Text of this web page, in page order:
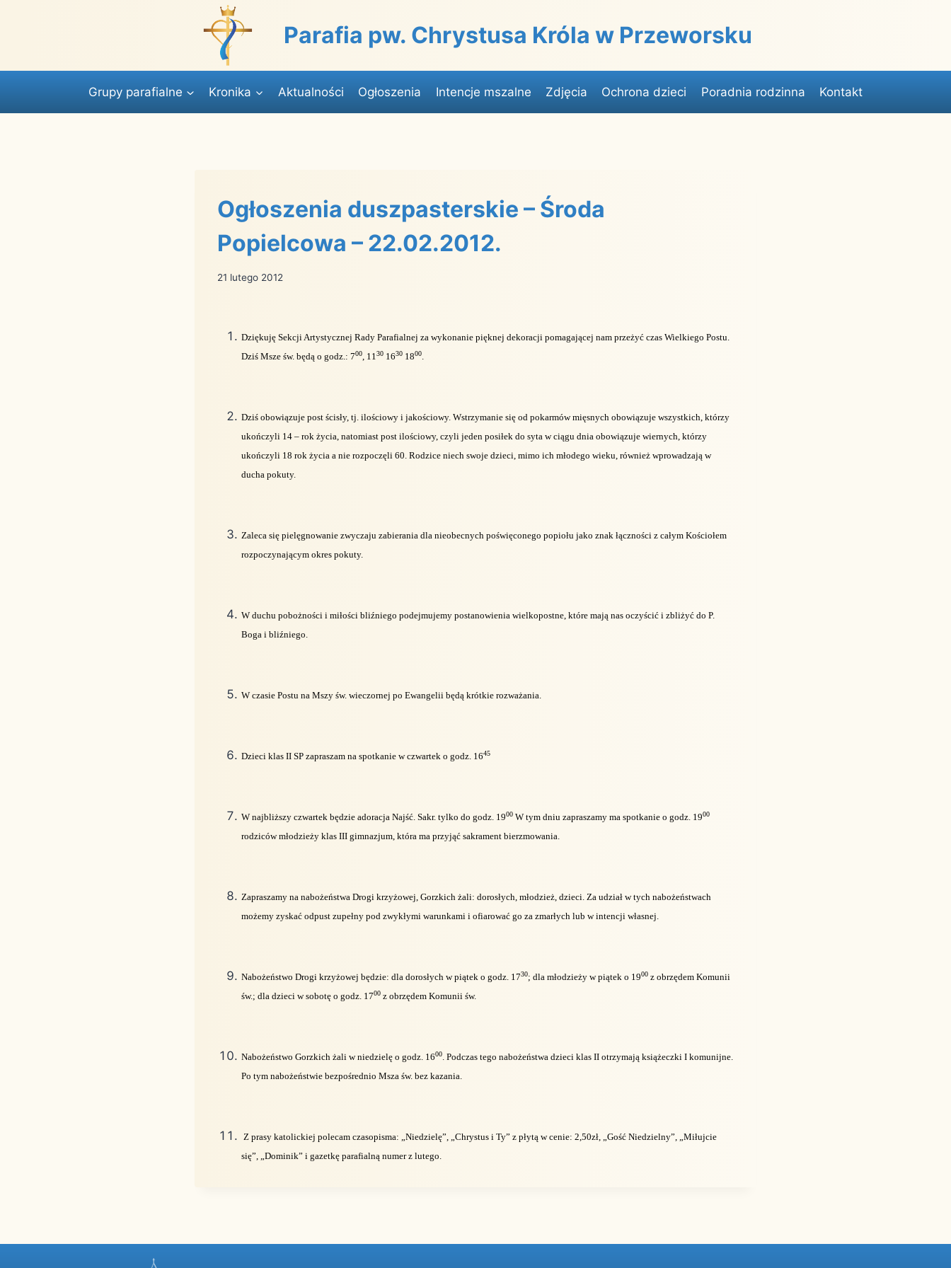
Parafia pw. Chrystusa Króla w Przeworsku
Grupy parafialne Kronika Aktualności Ogłoszenia Intencje mszalne Zdjęcia Ochrona dzieci Poradnia rodzinna Kontakt
Ogłoszenia duszpasterskie – Środa
Popielcowa – 22.02.2012.
21 lutego 2012
Dziękuję Sekcji Artystycznej Rady Parafialnej za wykonanie pięknej dekoracji pomagającej nam przeżyć czas Wielkiego Postu.
Dziś Msze św. będą o godz.: 700 , 11 30 1630 1800
Dziś obowiązuje post ścisły, tj. ilościowy i jakościowy. Wstrzymanie się od pokarmów mięsnych obowiązuje wszystkich, którzy
ukończyli 14 – rok życia, natomiast post ilościowy, czyli jeden posiłek do syta w ciągu dnia obowiązuje wiernych, którzy
ukończyli 18 rok życia a nie rozpoczęli 60. Rodzice niech swoje dzieci, mimo ich młodego wieku, również wprowadzają w
ducha pokuty.
Zaleca się pielęgnowanie zwyczaju zabierania dla nieobecnych poświęconego popiołu jako znak łączności z całym Kościołem
rozpoczynającym okres pokuty.
W duchu pobożności i miłości bliźniego podejmujemy postanowienia wielkopostne, które mają nas oczyścić i zbliżyć do P.
Boga i bliźniego.
W czasie Postu na Mszy św. wieczornej po Ewangelii będą krótkie rozważania.
Dzieci klas II SP zapraszam na spotkanie w czwartek o godz. 1645
W najbliższy czwartek będzie adoracja Najść. Sakr. tylko do godz. 1900 W tym dniu zapraszamy ma spotkanie o godz. 1900
rodziców młodzieży klas III gimnazjum, która ma przyjąć sakrament bierzmowania.
Zapraszamy na nabożeństwa Drogi krzyżowej, Gorzkich żali: dorosłych, młodzież, dzieci. Za udział w tych nabożeństwach
możemy zyskać odpust zupełny pod zwykłymi warunkami i ofiarować go za zmarłych lub w intencji własnej.
Nabożeństwo Drogi krzyżowej będzie: dla dorosłych w piątek o godz. 1730; dla młodzieży w piątek o 1900 z obrzędem Komunii
św.; dla dzieci w sobotę o godz. 1700 z obrzędem Komunii św.
Nabożeństwo Gorzkich żali w niedzielę o godz. 1600 . Podczas tego nabożeństwa dzieci klas II otrzymają książeczki I komunijne.
Po tym nabożeństwie bezpośrednio Msza św. bez kazania.
Z prasy katolickiej polecam czasopisma: „Niedzielę”, „Chrystus i Ty” z płytą w cenie: 2,50zł, „Gość Niedzielny”, „Miłujcie
się”, „Dominik” i gazetkę parafialną numer z lutego.